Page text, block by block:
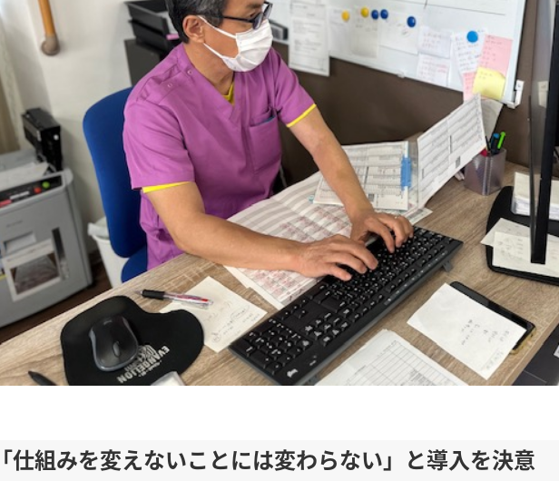
「仕組みを変えないことには変わらない」と導入を決意